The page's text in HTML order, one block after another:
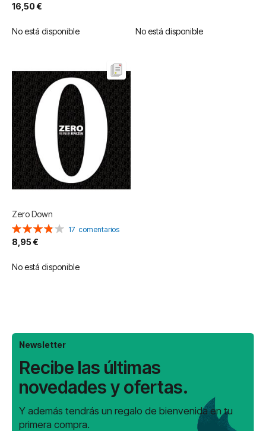
16,50 €
No está disponible No está disponible
Zero Down
Valoración:
77%
17 comentarios
8,95 €
No está disponible
Newsletter
Recibe las últimas
novedades y ofertas.
Y además tendrás un regalo de bienvenida en tu
primera compra.